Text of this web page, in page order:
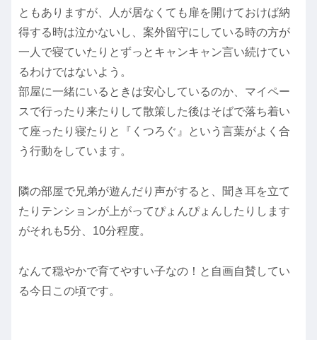
ともありますが、人が居なくても扉を開けておけば納
得する時は泣かないし、案外留守にしている時の方が
一人で寝ていたりとずっとキャンキャン言い続けてい
るわけではないよう。
部屋に一緒にいるときは安心しているのか、マイペー
スで行ったり来たりして散策した後はそばで落ち着い
て座ったり寝たりと『くつろぐ』という言葉がよく合
う行動をしています。
隣の部屋で兄弟が遊んだり声がすると、聞き耳を立て
たりテンションが上がってぴょんぴょんしたりします
がそれも5分、10分程度。
なんて穏やかで育てやすい子なの！と自画自賛してい
る今日この頃です。